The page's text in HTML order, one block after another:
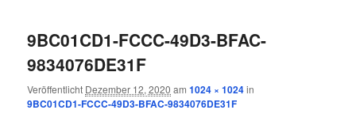
9BC01CD1-FCCC-49D3-BFAC-
9834076DE31F
Veröffentlicht Dezember 12, 2020 am1024 × 1024in
9BC01CD1-FCCC-49D3-BFAC-9834076DE31F